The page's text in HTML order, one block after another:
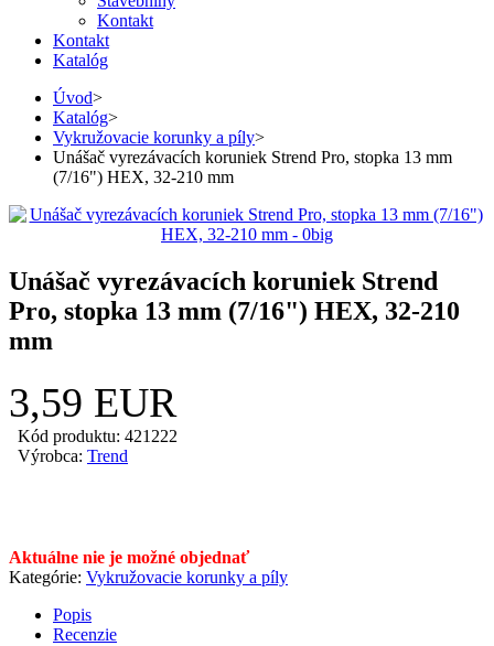
Kontakt
Kontakt
Katalóg
Úvod>
Katalóg>
Vykružovacie korunky a píly>
Unášač vyrezávacích koruniek Strend Pro, stopka 13 mm
(7/16") HEX, 32-210 mm
Unášač vyrezávacích koruniek Strend
Pro, stopka 13 mm (7/16") HEX, 32-210
mm
3,59 EUR
Kód produktu: 421222
Výrobca: Trend
Aktuálne nie je možné objednať
Kategórie: Vykružovacie korunky a píly
Popis
Recenzie